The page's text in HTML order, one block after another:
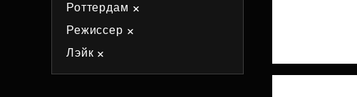
Роттердам
Режиссер
Лэйк